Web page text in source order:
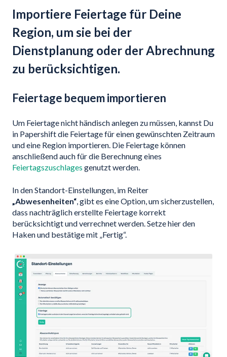
Importiere Feiertage für Deine
Region, um sie bei der
Dienstplanung oder der Abrechnung
zu berücksichtigen.
Feiertage bequem importieren
Um Feiertage nicht händisch anlegen zu müssen, kannst Du
in Papershift die Feiertage für einen gewünschten Zeitraum
und eine Region importieren. Die Feiertage können
anschließend auch für die Berechnung eines
Feiertagszuschlages genutzt werden.
In den Standort-Einstellungen, im Reiter
„Abwesenheiten“ , gibt es eine Option, um sicherzustellen,
dass nachträglich erstellte Feiertage korrekt
berücksichtigt und verrechnet werden. Setze hier den
Haken und bestätige mit „Fertig“.